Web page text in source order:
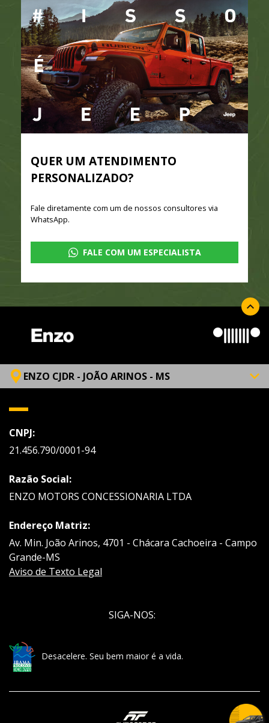
QUER UM ATENDIMENTO
PERSONALIZADO?
Fale diretamente com um de nossos consultores via
WhatsApp.
FALE COM UM ESPECIALISTA
ENZO CJDR - JOÃO ARINOS - MS
CNPJ:
21.456.790/0001-94
Razão Social:
ENZO MOTORS CONCESSIONARIA LTDA
Endereço Matriz:
Av. Min. João Arinos, 4701 - Chácara Cachoeira - Campo
Grande-MS
Aviso de Texto Legal
SIGA-NOS:
Desacelere. Seu bem maior é a vida.